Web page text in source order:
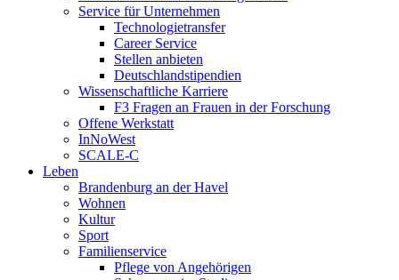
Service für Unternehmen
Technologietransfer
Career Service
Stellen anbieten
Deutschlandstipendien
Wissenschaftliche Karriere
F3 Fragen an Frauen in der Forschung
Offene Werkstatt
InNoWest
SCALE-C
Leben
Brandenburg an der Havel
Wohnen
Kultur
Sport
Familienservice
Pflege von Angehörigen